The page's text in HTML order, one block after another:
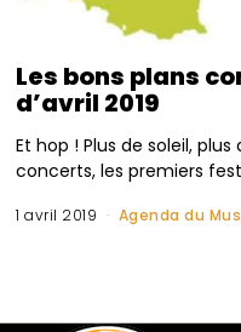
Les bons plans
d’avril 2019
Et hop ! Plus de soleil,
concerts, les premiers
1 avril 2019 Agenda du